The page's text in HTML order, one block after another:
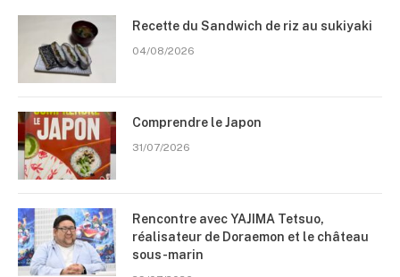
Recette du Sandwich de riz au sukiyaki
04/08/2026
Comprendre le Japon
31/07/2026
Rencontre avec YAJIMA Tetsuo,
réalisateur de Doraemon et le château
sous-marin